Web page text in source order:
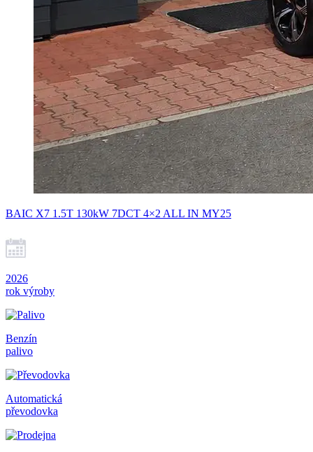
BAIC X7 1.5T 130kW 7DCT 4×2 ALL IN MY25
2026
rok výroby
Benzín
palivo
Automatická
převodovka